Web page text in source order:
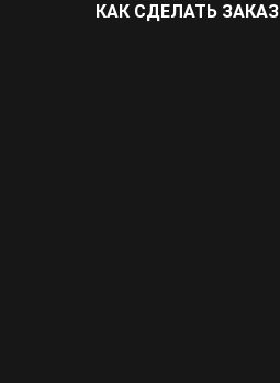
КАК СДЕЛАТЬ ЗАКАЗ